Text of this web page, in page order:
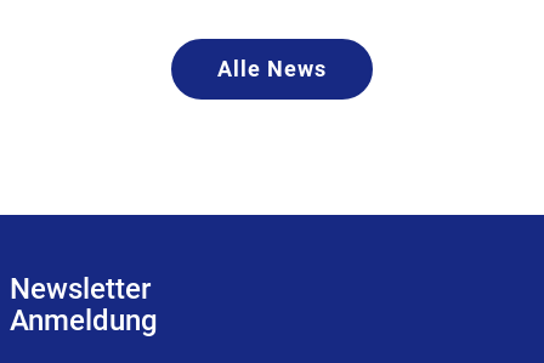
Alle News
Newsletter
Anmeldung